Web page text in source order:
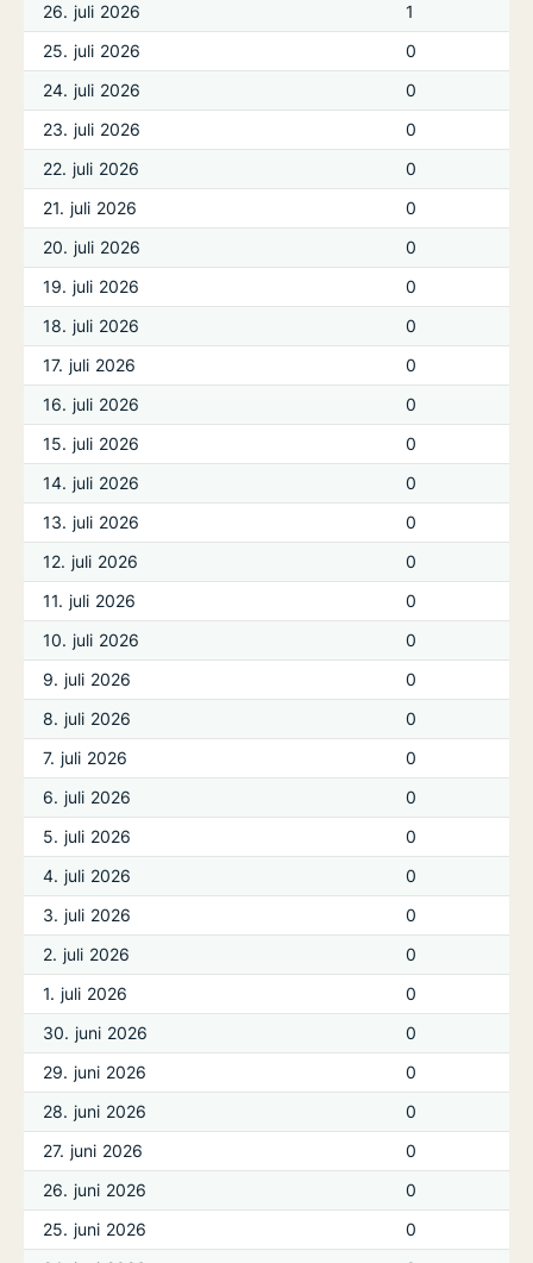
26. juli 2026
1
25. juli 2026
0
24. juli 2026
0
23. juli 2026
0
22. juli 2026
0
21. juli 2026
0
20. juli 2026
0
19. juli 2026
0
18. juli 2026
0
17. juli 2026
0
16. juli 2026
0
15. juli 2026
0
14. juli 2026
0
13. juli 2026
0
12. juli 2026
0
11. juli 2026
0
10. juli 2026
0
9. juli 2026
0
8. juli 2026
0
7. juli 2026
0
6. juli 2026
0
5. juli 2026
0
4. juli 2026
0
3. juli 2026
0
2. juli 2026
0
1. juli 2026
0
30. juni 2026
0
29. juni 2026
0
28. juni 2026
0
27. juni 2026
0
26. juni 2026
0
25. juni 2026
0